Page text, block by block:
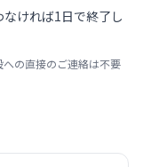
ければ1日で終了し
の直接のご連絡は不要